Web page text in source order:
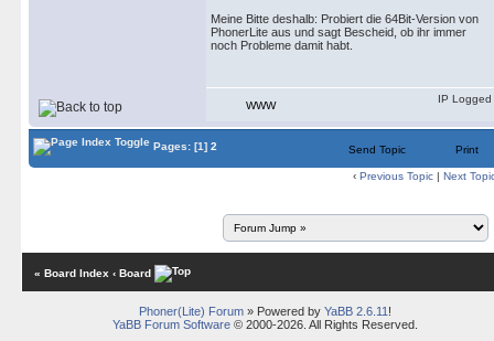
Meine Bitte deshalb: Probiert die 64Bit-Version von
PhonerLite aus und sagt Bescheid, ob ihr immer
noch Probleme damit habt.
WWW
IP Logged
Pages: [1] 2 Send Topic Print
‹ Previous Topic | Next
« Board Index ‹ Board
Phoner(Lite) Forum» Powered by YaBB 2.6.11 !
YaBB Forum Software© 2000-2026. All Rights Reserved.